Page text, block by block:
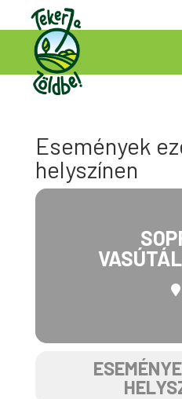
Események
helyszínen